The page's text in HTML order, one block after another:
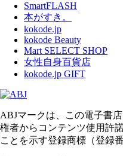
SmartFLASH
本がすき。
kokode.jp
kokode Beauty
Mart SELECT SHOP
女性自身百貨店
kokode.jp GIFT
ABJマークは、この電子書
権者からコンテンツ使用許
ことを示す登録商標（登録